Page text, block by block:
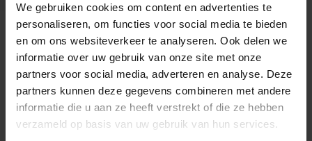
We gebruiken cookies om content en advertenties te
personaliseren, om functies voor social media te bieden
en om ons websiteverkeer te analyseren. Ook delen we
informatie over uw gebruik van onze site met onze
partners voor social media, adverteren en analyse. Deze
partners kunnen deze gegevens combineren met andere
informatie die u aan ze heeft verstrekt of die ze hebben
verzameld op basis van uw gebruik van hun services.
Bottes motardes délavées avec
boucles - marron
242.99
À propos de Sacha